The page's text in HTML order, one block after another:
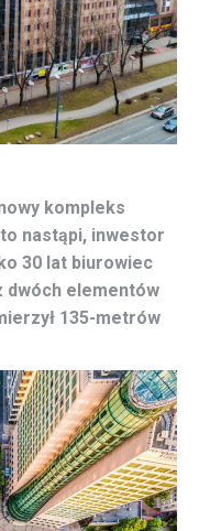
kompleks
nastąpi, inwestor
30 lat biurowiec
dwóch elementów
135-metrów